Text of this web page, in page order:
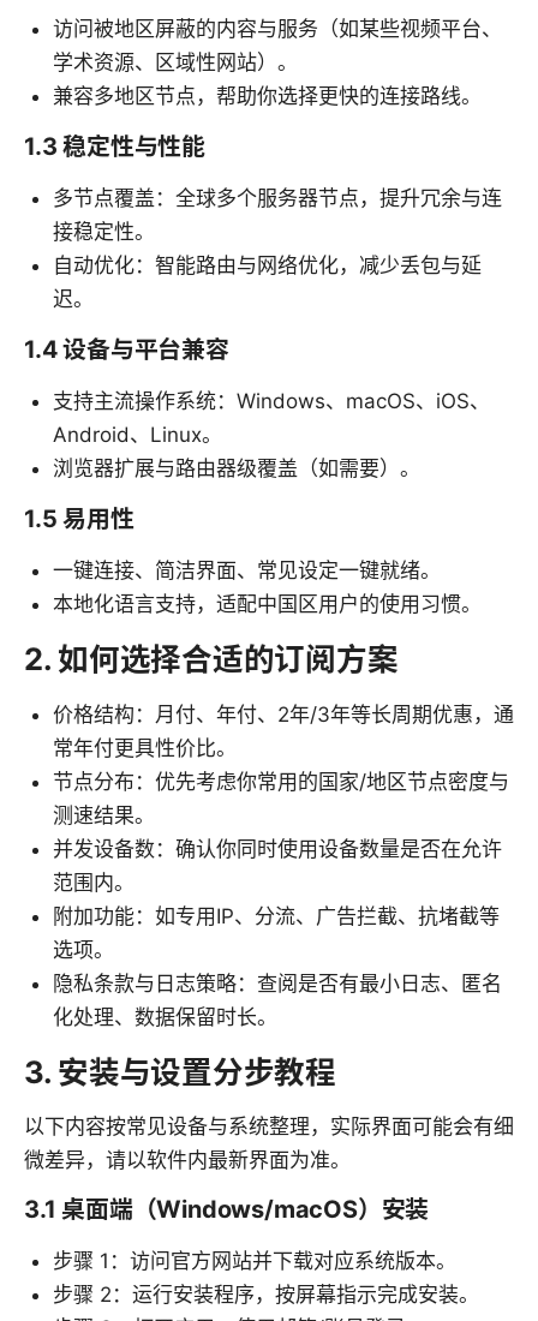
访问被地区屏蔽的内容与服务（如某些视频平台、
学术资源、区域性网站）。
兼容多地区节点，帮助你选择更快的连接路线。
1.3 稳定性与性能
多节点覆盖：全球多个服务器节点，提升冗余与连
接稳定性。
自动优化：智能路由与网络优化，减少丢包与延
迟。
1.4 设备与平台兼容
支持主流操作系统：Windows、macOS、iOS、
Android、Linux。
浏览器扩展与路由器级覆盖（如需要）。
1.5 易用性
一键连接、简洁界面、常见设定一键就绪。
本地化语言支持，适配中国区用户的使用习惯。
2. 如何选择合适的订阅方案
价格结构：月付、年付、2年/3年等长周期优惠，通
常年付更具性价比。
节点分布：优先考虑你常用的国家/地区节点密度与
测速结果。
并发设备数：确认你同时使用设备数量是否在允许
范围内。
附加功能：如专用IP、分流、广告拦截、抗堵截等
选项。
隐私条款与日志策略：查阅是否有最小日志、匿名
化处理、数据保留时长。
3. 安装与设置分步教程
以下内容按常见设备与系统整理，实际界面可能会有细
微差异，请以软件内最新界面为准。
3.1 桌面端（Windows/macOS）安装
步骤 1：访问官方网站并下载对应系统版本。
步骤 2：运行安装程序，按屏幕指示完成安装。